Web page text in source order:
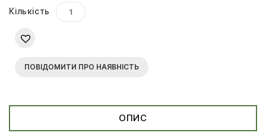
Кількість
ПОВІДОМИТИ ПРО НАЯВНІСТЬ
ОПИС